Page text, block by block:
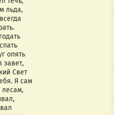
льда,
опять
завет,
Свет
Я сам